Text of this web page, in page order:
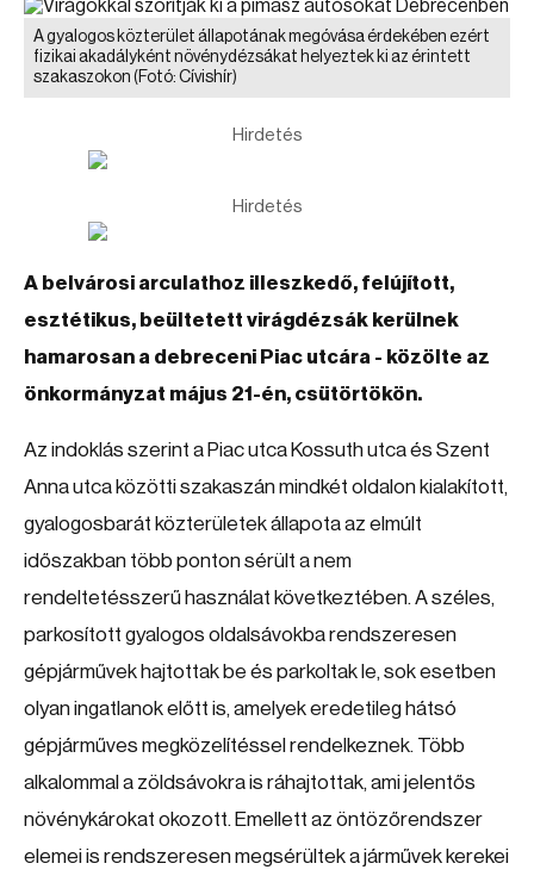
A gyalogos közterület állapotának megóvása érdekében ezért
fizikai akadályként növénydézsákat helyeztek ki az érintett
szakaszokon (Fotó: Cívishír)
Hirdetés
Hirdetés
A belvárosi arculathoz illeszkedő, felújított,
esztétikus, beültetett virágdézsák kerülnek
hamarosan a debreceni Piac utcára - közölte az
önkormányzat május 21-én, csütörtökön.
Az indoklás szerint a Piac utca Kossuth utca és Szent
Anna utca közötti szakaszán mindkét oldalon kialakított,
gyalogosbarát közterületek állapota az elmúlt
időszakban több ponton sérült a nem
rendeltetésszerű használat következtében. A széles,
parkosított gyalogos oldalsávokba rendszeresen
gépjárművek hajtottak be és parkoltak le, sok esetben
olyan ingatlanok előtt is, amelyek eredetileg hátsó
gépjárműves megközelítéssel rendelkeznek. Több
alkalommal a zöldsávokra is ráhajtottak, ami jelentős
növénykárokat okozott. Emellett az öntözőrendszer
elemei is rendszeresen megsérültek a járművek kerekei